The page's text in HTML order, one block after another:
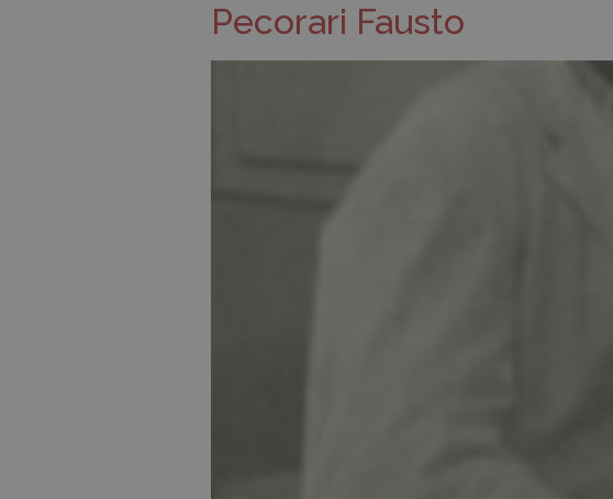
Pecorari Fausto